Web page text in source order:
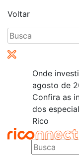
Voltar
Pesquisar
por:
Onde
agosto de
Confira as
dos
Rico